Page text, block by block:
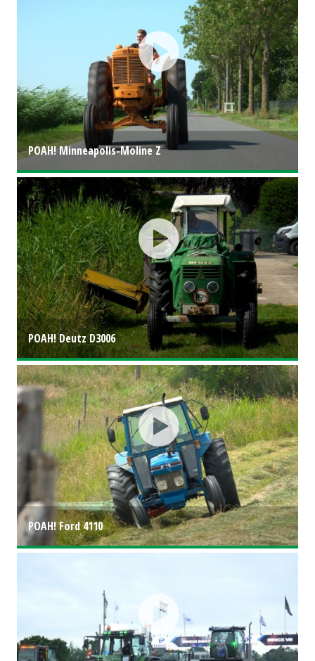
POAH! Minneapolis-Moline Z
POAH! Deutz D3006
POAH! Ford 4110